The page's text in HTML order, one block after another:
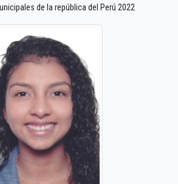
de la república del Perú 2022